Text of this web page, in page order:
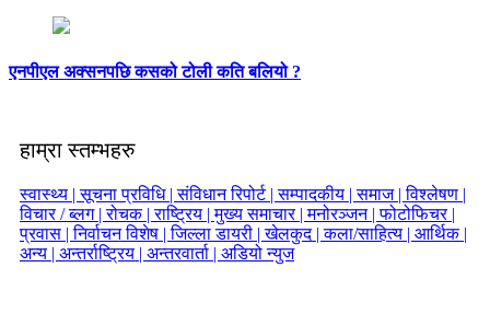
एनपीएल अक्सनपछि कसको टोली कति बलियो ?
हाम्रा स्तम्भहरु
स्वास्थ्य |सूचना प्रविधि |संविधान रिपोर्ट |सम्पादकीय |समाज |विश्लेषण |
विचार / ब्लग |रोचक |राष्ट्रिय |मुख्य समाचार |मनोरञ्जन |फोटोफिचर |
प्रवास |निर्वाचन विशेष |जिल्ला डायरी |खेलकुद |कला/साहित्य | आर्थिक |
अन्य | अन्तर्राष्ट्रिय | अन्तरवार्ता | अडियो न्युज